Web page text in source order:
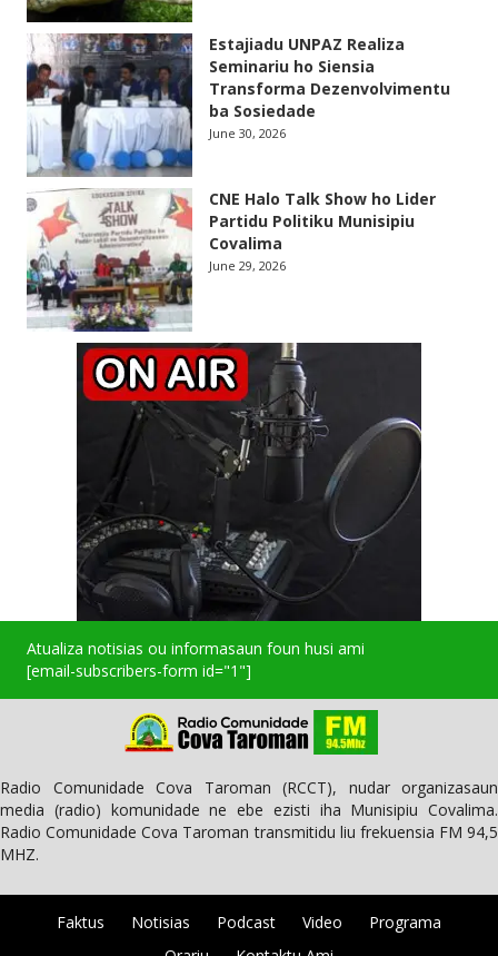
Estajiadu UNPAZ Realiza
Seminariu ho Siensia
Transforma Dezenvolvimentu
ba Sosiedade
June 30, 2026
CNE Halo Talk Show ho Lider
Partidu Politiku Munisipiu
Covalima
June 29, 2026
Atualiza notisias ou informasaun foun husi ami
[email-subscribers-form id="1"]
Radio Comunidade Cova Taroman (RCCT), nudar organizasaun
media (radio) komunidade ne ebe ezisti iha Munisipiu Covalima.
Radio Comunidade Cova Taroman transmitidu liu frekuensia FM 94,5
MHZ.
Faktus Notisias Podcast Video
Programa